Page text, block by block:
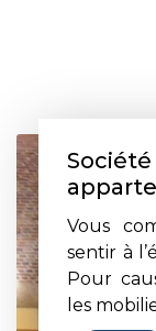
Vous
sentir à
Pour
les